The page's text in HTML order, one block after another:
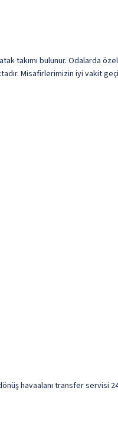
takımı bulunur. Odalarda
Misafirlerimizin iyi vakit
havaalanı transfer servisi